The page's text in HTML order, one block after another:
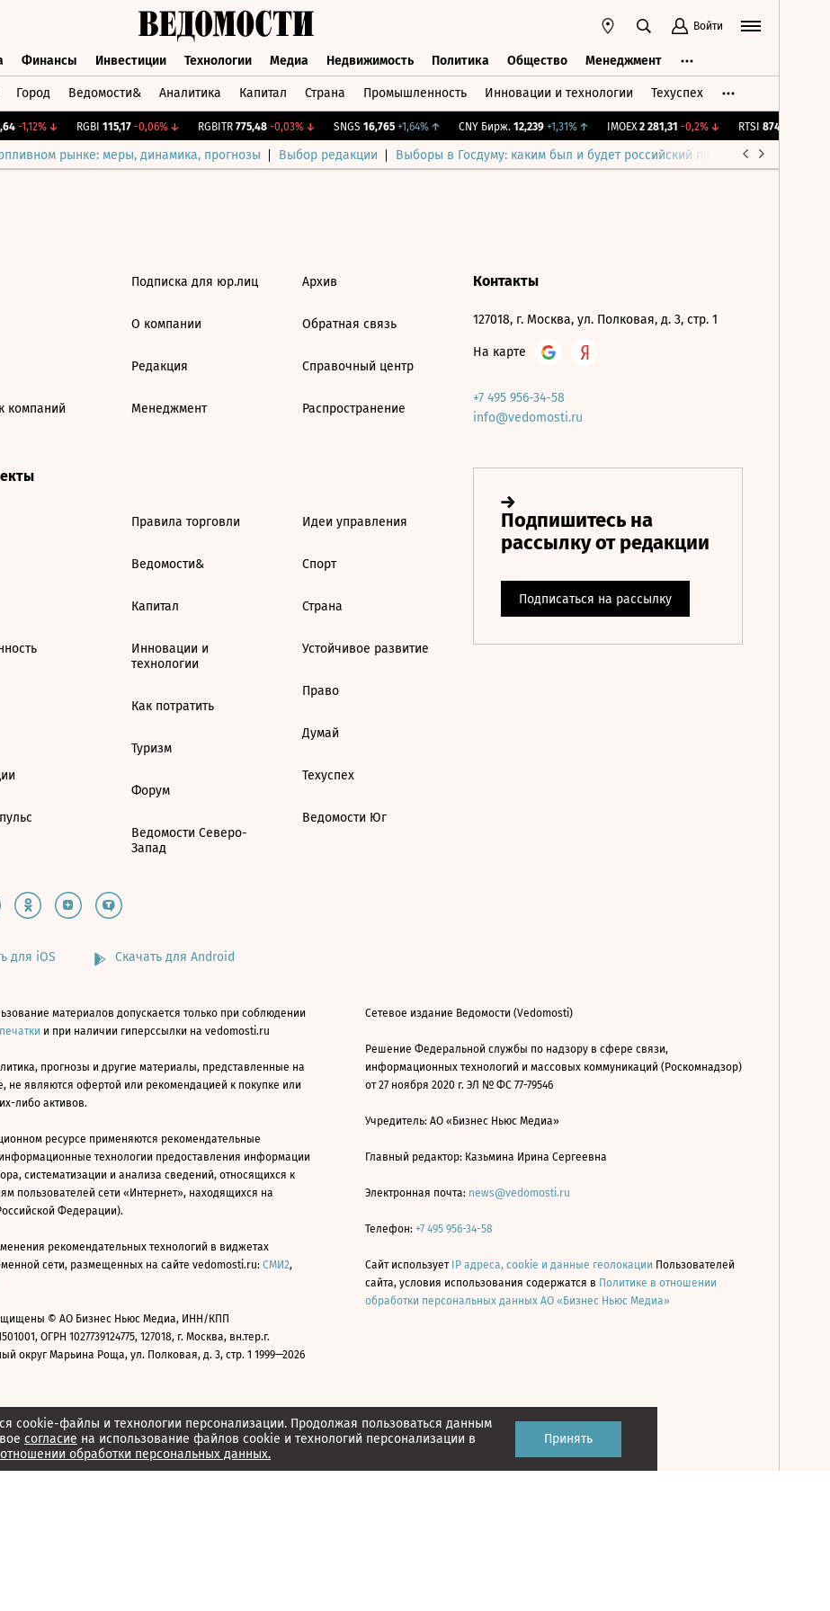
Войти
Финансы Инвестиции Технологии Медиа Недвижимость Политика Общество Менеджмент
Город Ведомости& Аналитика Капитал Страна Промышленность Инновации и технологии Техуспех
-1,12%↓ RGBI 115,17 -0,06%↓ RGBITR 775,48 -0,03%↓ SNGS 16,765 +1,64%↑ CNY Бирж. 12,239 +1,31%↑ IMOEX 2 281,31 -0,2%↓ RTSI 874,64
рынке: меры, динамика, прогнозы Выбор редакции Выборы в Госдуму: каким был и будет российский парламент
cookie-файлы и технологии персонализации. Продолжая пользоваться данным
согласие на использование файлов cookie и технологий персонализации в
обработки персональных данных.
Принять
компаний
Подписка для юр.лиц
О компании
Редакция
Менеджмент
Архив
Обратная связь
Справочный центр
Распространение
Правила торговли
Ведомости&
Капитал
Инновации и
технологии
Как потратить
Туризм
Форум
Ведомости Северо-
Запад
Идеи управления
Спорт
Страна
Устойчивое развитие
Право
Думай
Техуспех
Ведомости Юг
Контакты
127018, г. Москва, ул. Полковая, д. 3, стр. 1
На карте
+7 495 956-34-58
info@vedomosti.ru
для iOS Скачать для Android
материалов допускается только при соблюдении
и при наличии гиперссылки на vedomosti.ru
прогнозы и другие материалы, представленные на
не являются офертой или рекомендацией к покупке или
либо активов.
ресурсе применяются рекомендательные
технологии предоставления информации
систематизации и анализа сведений, относящихся к
пользователей сети «Интернет», находящихся на
Федерации).
рекомендательных технологий в виджетах
сети, размещенных на сайте vedomosti.ru: СМИ2,
© АО Бизнес Ньюс Медиа, ИНН/КПП
ОГРН 1027739124775, 127018, г. Москва, вн.тер.г.
округ Марьина Роща, ул. Полковая, д. 3, стр. 1 1999—2026
Сетевое издание Ведомости (Vedomosti)
Решение Федеральной службы по надзору в сфере связи,
информационных технологий и массовых коммуникаций (Роскомнадзор)
от 27 ноября 2020 г. ЭЛ № ФС 77-79546
Учредитель: АО «Бизнес Ньюс Медиа»
Главный редактор: Казьмина Ирина Сергеевна
Электронная почта: news@vedomosti.ru
Телефон: +7 495 956-34-58
Сайт использует IP адреса, cookie и данные геолокации Пользователей
сайта, условия использования содержатся в Политике в отношении
обработки персональных данных АО «Бизнес Ньюс Медиа»